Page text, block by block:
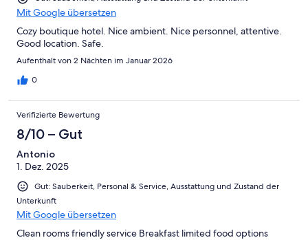
Mit Google übersetzen
Cozy boutique hotel. Nice ambient. Nice personnel, attentive.
Good location. Safe.
Aufenthalt von 2 Nächten im Januar 2026
0
Verifizierte Bewertung
8/10 – Gut
Antonio
1. Dez. 2025
Gut: Sauberkeit, Personal & Service, Ausstattung und Zustand der
Unterkunft
Mit Google übersetzen
Clean rooms friendly service Breakfast limited food options